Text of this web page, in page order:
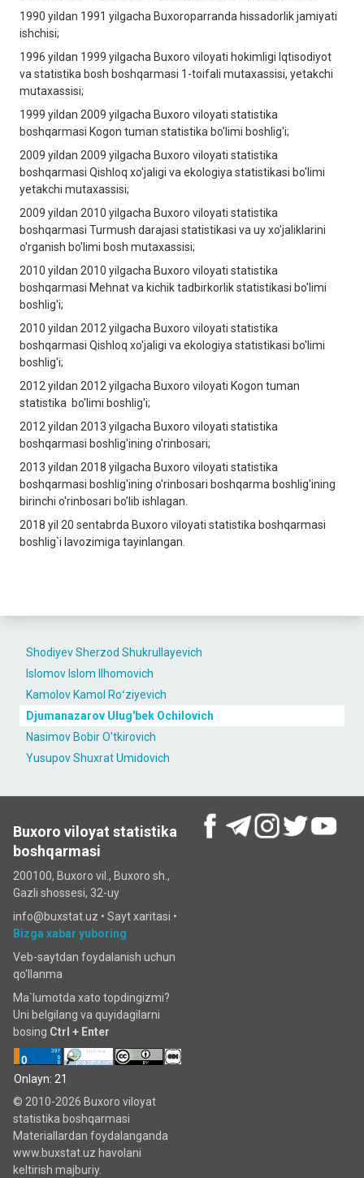
Shodiyev Sherzod Shukrullayevich
Islomov Islom Ilhomovich
Kamolov Kamol Roʻziyevich
Djumanazarov Ulug'bek Ochilovich
Nasimov Bobir O'tkirovich
Yusupov Shuxrat Umidovich
1990 yildan 1991 yilgacha Buxoroparranda hissadorlik jamiyati
ishchisi;
1996 yildan 1999 yilgacha Buxoro viloyati hokimligi Iqtisodiyot
va statistika bosh boshqarmasi 1-toifali mutaxassisi, yetakchi
mutaxassisi;
1999 yildan 2009 yilgacha Buxoro viloyati statistika
boshqarmasi Kogon tuman statistika bo'limi boshlig'i;
2009 yildan 2009 yilgacha Buxoro viloyati statistika
boshqarmasi Qishloq xo'jaligi va ekologiya statistikasi bo'limi
yetakchi mutaxassisi;
2009 yildan 2010 yilgacha Buxoro viloyati statistika
boshqarmasi Turmush darajasi statistikasi va uy xo'jaliklarini
o'rganish bo'limi bosh mutaxassisi;
2010 yildan 2010 yilgacha Buxoro viloyati statistika
boshqarmasi Mehnat va kichik tadbirkorlik statistikasi bo'limi
boshlig'i;
2010 yildan 2012 yilgacha Buxoro viloyati statistika
boshqarmasi Qishloq xo'jaligi va ekologiya statistikasi bo'limi
boshlig'i;
2012 yildan 2012 yilgacha Buxoro viloyati Kogon tuman
statistika bo'limi boshlig'i;
2012 yildan 2013 yilgacha Buxoro viloyati statistika
boshqarmasi boshlig'ining o'rinbosari;
2013 yildan 2018 yilgacha Buxoro viloyati statistika
boshqarmasi boshlig'ining o'rinbosari boshqarma boshlig'ining
birinchi o'rinbosari bo’lib ishlagan.
2018 yil 20 sentabrda Buxoro viloyati statistika boshqarmasi
boshlig`i lаvozimigа tаyinlаngаn.
Buxoro viloyat statistika
boshqarmasi
200100, Buxoro vil., Buxoro sh.,
Gazli shossesi, 32-uy
info@buxstat.uz • Sayt xaritasi •
Bizga xabar yuboring
Veb-saytdan foydalanish uchun
qo'llanma
Ma`lumotda xato topdingizmi?
Uni belgilang va quyidagilarni
bosing Ctrl + Enter
Onlayn: 21
© 2010-2026 Buxoro viloyat
statistika boshqarmasi
Materiallardan foydalanganda
www.buxstat.uz havolani
keltirish majburiy.